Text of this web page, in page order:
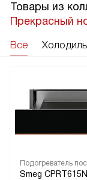
Товары из
Прекрасный
Все
Подогреватель
Smeg